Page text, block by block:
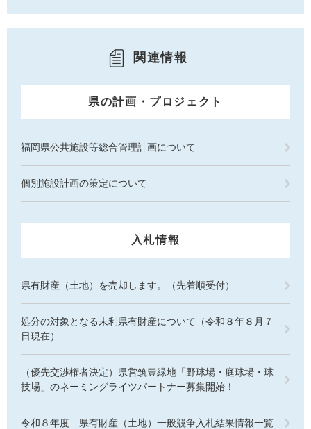
関連情報
県の計画・プロジェクト
福岡県公共施設等総合管理計画について
個別施設計画の策定について
入札情報
県有財産（土地）を売却します。（先着順受付）
処分の対象となる未利県有財産について（令和８年８月７
日現在）
（優先交渉権者決定）県営筑豊緑地「野球場・庭球場・球
技場」のネーミングライツパートナー募集開始！
令和８年度 県有財産（土地）一般競争入札結果情報一覧